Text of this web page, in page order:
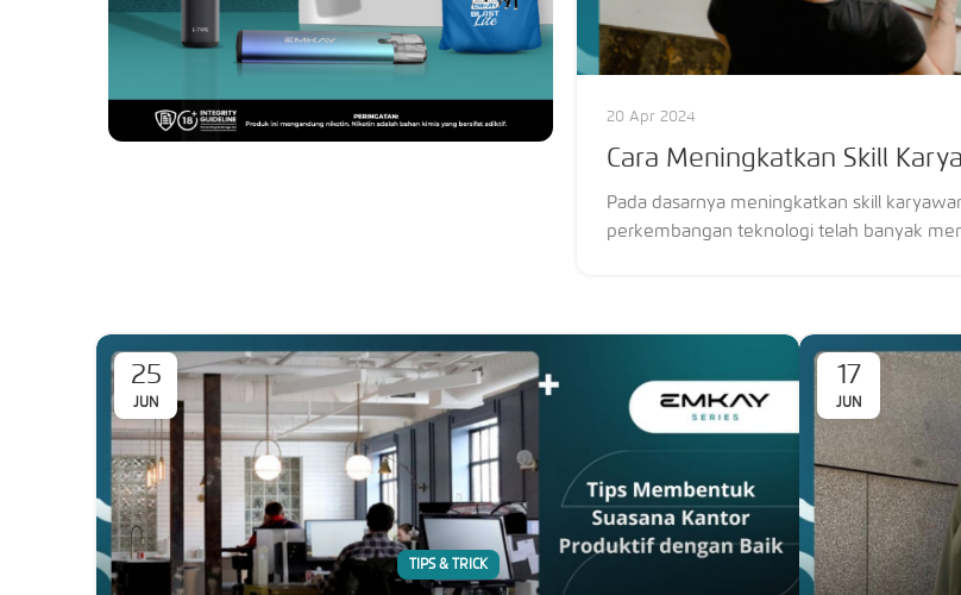
20 Apr 2024
Cara Meningkatkan Skill
Pada dasarnya meningkatkan skill
perkembangan teknologi telah banyak
25
JUN
TIPS & TRICK
17
JUN